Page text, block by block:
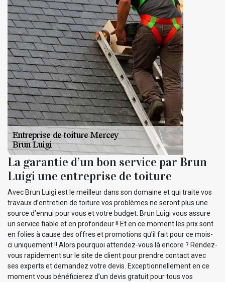
La garantie d’un bon service par Brun
Luigi une entreprise de toiture
Avec Brun Luigi est le meilleur dans son domaine et qui traite vos
travaux d’entretien de toiture vos problèmes ne seront plus une
source d’ennui pour vous et votre budget. Brun Luigi vous assure
un service fiable et en profondeur !! Et en ce moment les prix sont
en folies à cause des offres et promotions qu’il fait pour ce mois-
ci uniquement !! Alors pourquoi attendez-vous là encore ? Rendez-
vous rapidement sur le site de client pour prendre contact avec
ses experts et demandez votre devis. Exceptionnellement en ce
moment vous bénéficierez d’un devis gratuit pour tous vos